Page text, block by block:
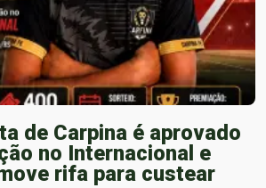
de Carpina é aprovado
no Internacional e
rifa para custear